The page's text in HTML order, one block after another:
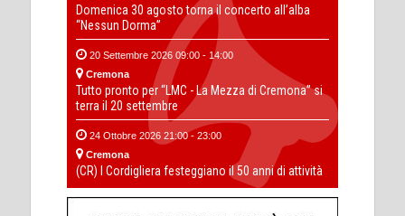
Domenica 30 agosto torna il concerto all’alba
“Nessun Dorma”
20 Settembre 2026 09:00 - 14:00
Cremona
Tutto pronto per “LMC - La Mezza di Cremona” si
terra il 20 settembre
24 Ottobre 2026 21:00 - 23:00
Cremona
(CR) I Cordigliera festeggiano il 50 anni di attività